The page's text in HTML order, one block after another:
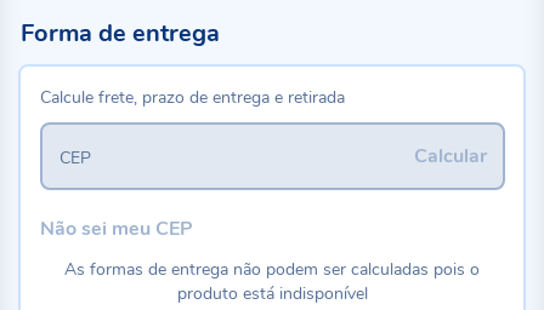
Forma de entrega
Calcule frete, prazo de entrega e retirada
Calcular
CEP
Não sei meu CEP
As formas de entrega não podem ser calculadas pois o
produto está indisponível